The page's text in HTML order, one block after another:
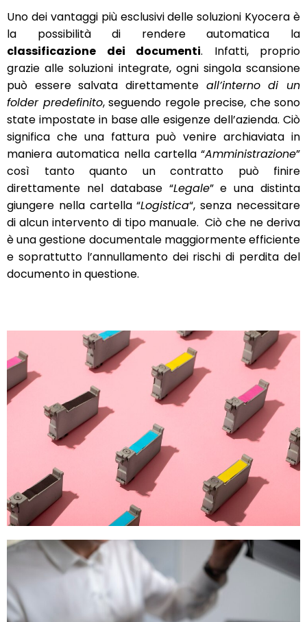
Uno dei vantaggi più esclusivi delle soluzioni Kyocera è
la possibilità di rendere automatica la
classificazione dei documenti. Infatti, proprio
grazie alle soluzioni integrate, ogni singola scansione
può essere salvata direttamente all’interno di un
folder predefinito, seguendo regole precise, che sono
state impostate in base alle esigenze dell’azienda. Ciò
significa che una fattura può venire archiaviata in
maniera automatica nella cartella “Amministrazione”
così tanto quanto un contratto può finire
direttamente nel database “Legale” e una distinta
giungere nella cartella “Logistica“, senza necessitare
di alcun intervento di tipo manuale. Ciò che ne deriva
è una gestione documentale maggiormente efficiente
e soprattutto l’annullamento dei rischi di perdita del
documento in questione.